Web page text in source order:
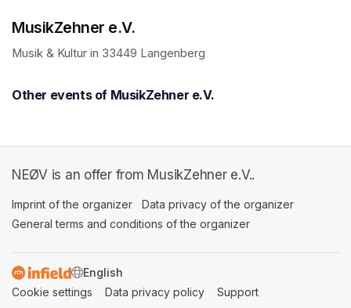
MusikZehner e.V.
Musik & Kultur in 33449 Langenberg
Other events of MusikZehner e.V.
NEØV is an offer from MusikZehner e.V..
Imprint of the organizer (opens in a new tab)
Data privacy of the organizer
General terms and conditions of the organizer
SWITCH LANGUAGE
Cookie settings (opens in a new tab)
Data privacy policy (opens in a new tab)
Support